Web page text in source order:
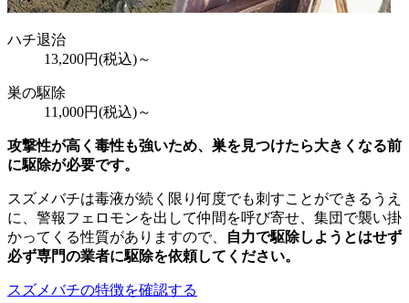
ハチ退治
13,200円(税込)～
巣の駆除
11,000円(税込)～
攻撃性が高く毒性も強いため、巣を見つけたら大きくなる前
に駆除が必要です。
スズメバチは毒液が続く限り何度でも刺すことができるうえ
に、警報フェロモンを出して仲間を呼び寄せ、集団で襲い掛
かってくる性質がありますので、
自力で駆除しようとはせず
必ず専門の業者に駆除を依頼してください。
スズメバチの特徴を確認する